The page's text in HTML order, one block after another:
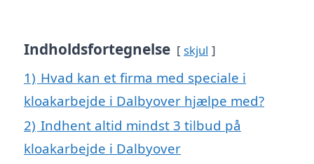
Indholdsfortegnelse skjul
1) Hvad kan et firma med speciale i
kloakarbejde i Dalbyover hjælpe med?
2) Indhent altid mindst 3 tilbud på
kloakarbejde i Dalbyover